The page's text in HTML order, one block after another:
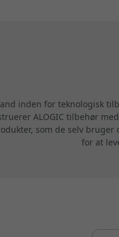
inden for teknologisk
ALOGIC tilbehør
som de selv
for at